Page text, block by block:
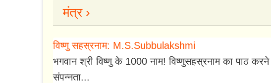
मंत्र ›
विष्णु सहस्रनाम: M.S.Subbulakshmi
भगवान श्री विष्णु के 1000 नाम! विष्णुसहस्रनाम का पाठ
संपन्नता...